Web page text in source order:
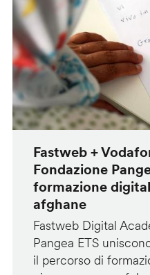
Fastweb +
Fondazione
formazione
afghane
Fastweb Digital
Pangea ETS
il percorso di